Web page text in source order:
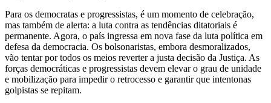
Para os democratas e progressistas, é um momento de celebração,
mas também de alerta: a luta contra as tendências ditatoriais é
permanente. Agora, o país ingressa em nova fase da luta política em
defesa da democracia. Os bolsonaristas, embora desmoralizados,
vão tentar por todos os meios reverter a justa decisão da Justiça. As
forças democráticas e progressistas devem elevar o grau de unidade
e mobilização para impedir o retrocesso e garantir que intentonas
golpistas se repitam.